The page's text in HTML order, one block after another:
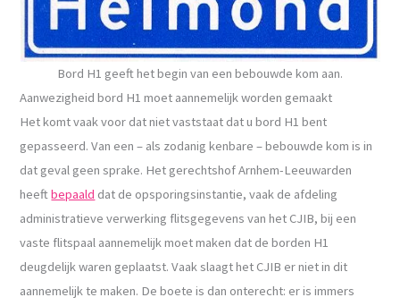
Bord H1 geeft het begin van een bebouwde kom aan.
Aanwezigheid bord H1 moet aannemelijk worden gemaakt
Het komt vaak voor dat niet vaststaat dat u bord H1 bent
gepasseerd. Van een – als zodanig kenbare – bebouwde kom is in
dat geval geen sprake. Het gerechtshof Arnhem-Leeuwarden
heeftbepaald dat de opsporingsinstantie, vaak de afdeling
administratieve verwerking flitsgegevens van het CJIB, bij een
vaste flitspaal aannemelijk moet maken dat de borden H1
deugdelijk waren geplaatst. Vaak slaagt het CJIB er niet in dit
aannemelijk te maken. De boete is dan onterecht: er is immers